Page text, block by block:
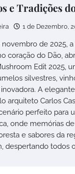
e Tradições
1 de Dezembro,
de 2025, a
coração do Dão,
Edit 2025,
silvestres,
A elegante
arquiteto Carlos
perfeito para
onde memórias
e sabores da
despertando todos